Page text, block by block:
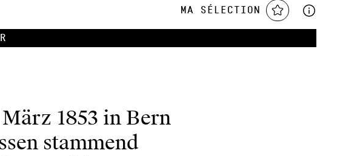
Ma sélection
1853 in Bern
stammend